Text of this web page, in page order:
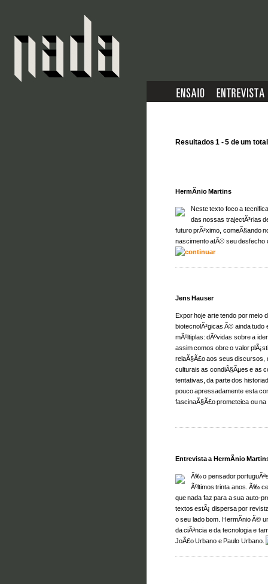
Resultados 1 - 5 de um
HermÃ­nio Martins
Neste texto foco a
das nossas trajectÃ³rias
futuro prÃ³ximo, comeÃ§ando
nascimento atÃ© seu desfecho
Jens Hauser
Expor hoje arte tendo por meio
biotecnolÃ³gicas Ã© ainda tudo
mÃºltiplas: dÃºvidas sobre a
assim comos obre o valor
relaÃ§Ã£o aos seus discursos,
culturais as condiÃ§Ãµes e as
tentativas, da parte dos
pouco apressadamente esta
fascinaÃ§Ã£o prometeica ou
Entrevista a HermÃ­nio
Ã‰ o pensador
Ãºltimos trinta anos. Ã‰
que nada faz para a sua auto-
textos estÃ¡ dispersa por
o seu lado bom. HermÃ­nio Ã©
da ciÃªncia e da tecnologia e
JoÃ£o Urbano e Paulo Urbano.